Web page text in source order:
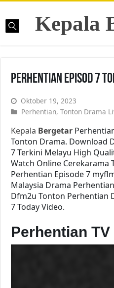
Kepala
Perhentian Episod 7
Oktober 19, 2023
Perhentian,Tonton Drama
Kepala Bergetar
Tonton Drama. Download
7 Terkini Melayu High
Watch Online Cerekarama
Perhentian Episode 7
Malaysia Drama
Dfm2u Tonton Perhentian
7 Today Video.
Perhentian